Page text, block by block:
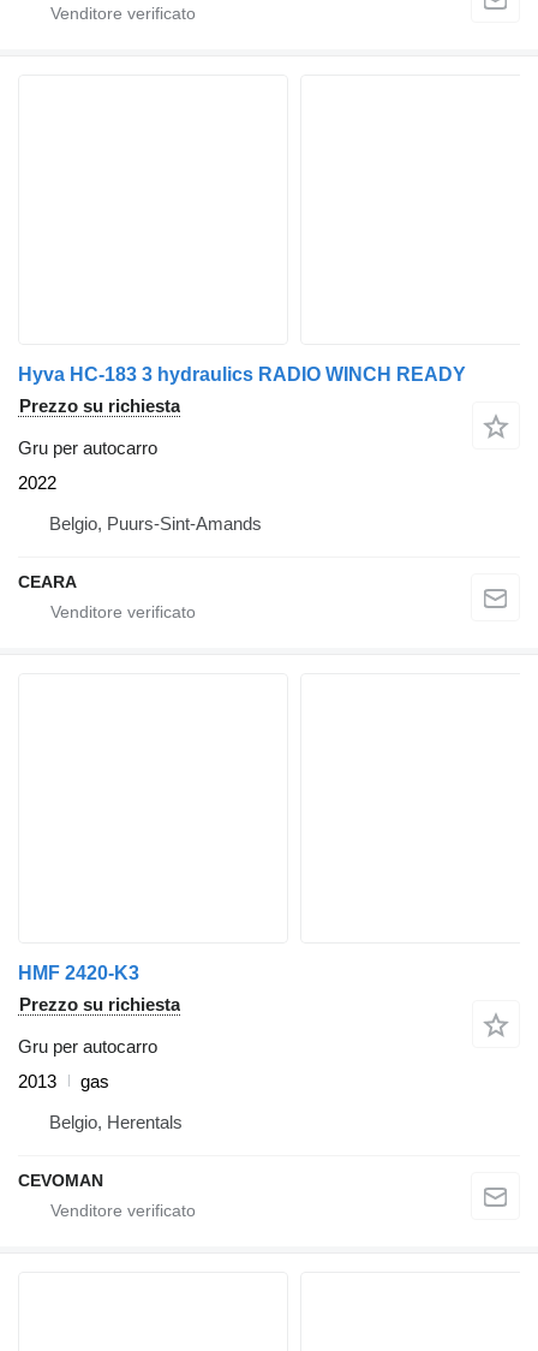
Hyva HC-183 3 hydraulics RADIO WINCH READY
Prezzo su richiesta
Gru per autocarro
2022
Belgio, Puurs-Sint-Amands
CEARA
HMF 2420-K3
Prezzo su richiesta
Gru per autocarro
2013
gas
Belgio, Herentals
CEVOMAN